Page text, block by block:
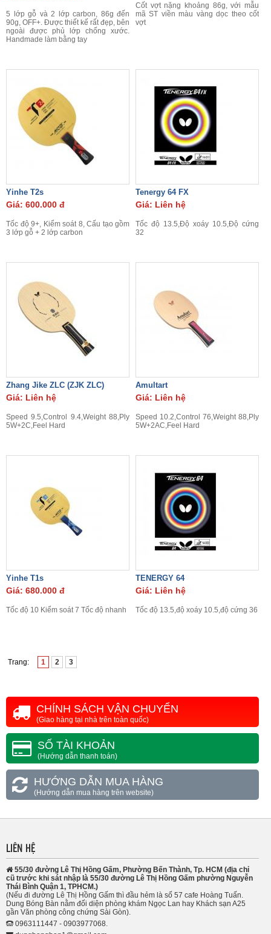
5 lớp gỗ và 2 lớp carbon, 86g đến
90g, OFF+. Được thiết kế rất đẹp, bên
ngoài được phủ lớp chống xước.
Handmade làm bằng tay
Cốt vợt nặng khoảng 86g, với mẫu
mã ST viền màu vàng dọc theo cốt
vợt
Yinhe T2s
Giá: 600.000 đ
Tốc độ 9+, Kiểm soát 8, Cấu tạo gồm
3 lớp gỗ + 2 lớp carbon
Tenergy 64 FX
Giá: Liên hệ
Tốc độ 13.5,Độ xoáy 10.5,Độ cứng
32
Zhang Jike ZLC (ZJK ZLC)
Giá: Liên hệ
Speed 9.5,Control 9.4,Weight 88,Ply
5W+2C,Feel Hard
Amultart
Giá: Liên hệ
Speed 10.2,Control 76,Weight 88,Ply
5W+2AC,Feel Hard
Yinhe T1s
Giá: 680.000 đ
Tốc độ 10 Kiểm soát 7 Tốc độ nhanh
TENERGY 64
Giá: Liên hệ
Tốc độ 13.5,độ xoáy 10.5,độ cứng 36
Trang: 1 2 3
CHÍNH SÁCH VẬN CHUYỂN
(Giao hàng tại nhà trên toàn quốc)
SỐ TÀI KHOẢN
(Hướng dẫn thanh toán)
HƯỚNG DẪN MUA HÀNG
(Hướng dẫn mua hàng trên website)
LIÊN HỆ
55/30 đường Lê Thị Hồng Gấm, Phường Bến Thành, Tp. HCM (địa chỉ
cũ trước khi sát nhập là 55/30 đường Lê Thị Hồng Gấm phường Nguyễn
Thái Bình Quận 1, TPHCM.)
(Nếu đi đường Lê Thị Hồng Gấm thì đầu hẻm là số 57 cafe Hoàng Tuấn.
Dung Bóng Bàn nằm đối diện phòng khám Ngọc Lan hay Khách sạn A25
gần Văn phòng công chứng Sài Gòn).
0963111447 - 0903977068.